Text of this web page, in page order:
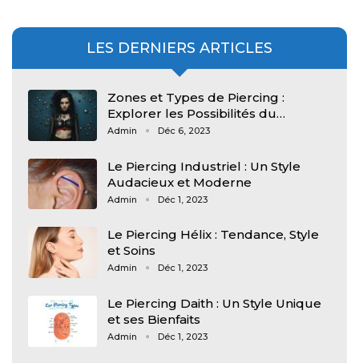
LES DERNIERS ARTICLES
Zones et Types de Piercing :
Explorer les Possibilités du…
Admin Déc 6, 2023
Le Piercing Industriel : Un Style
Audacieux et Moderne
Admin Déc 1, 2023
Le Piercing Hélix : Tendance, Style
et Soins
Admin Déc 1, 2023
Le Piercing Daith : Un Style Unique
et ses Bienfaits
Admin Déc 1, 2023